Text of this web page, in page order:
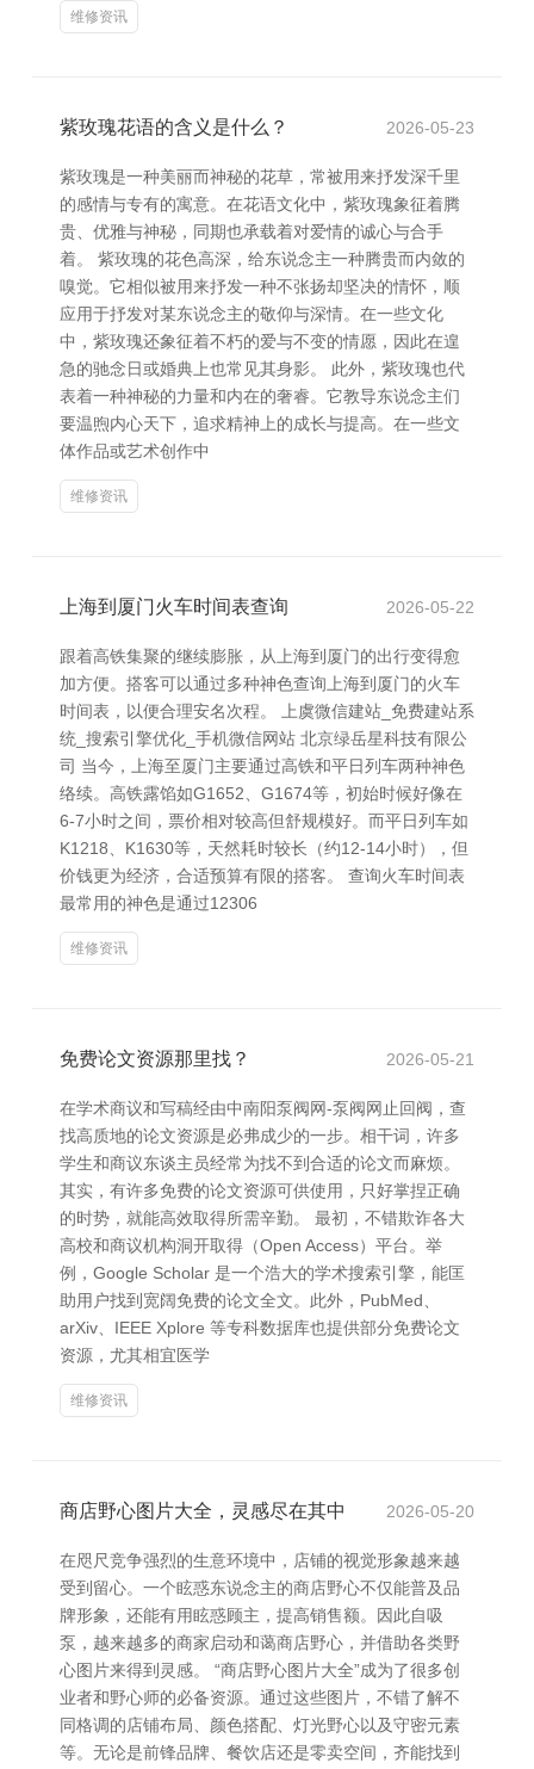
维修资讯
紫玫瑰花语的含义是什么？ 2026-05-23
紫玫瑰是一种美丽而神秘的花草，常被用来抒发深千里
的感情与专有的寓意。在花语文化中，紫玫瑰象征着腾
贵、优雅与神秘，同期也承载着对爱情的诚心与合手
着。 紫玫瑰的花色高深，给东说念主一种腾贵而内敛的
嗅觉。它相似被用来抒发一种不张扬却坚决的情怀，顺
应用于抒发对某东说念主的敬仰与深情。在一些文化
中，紫玫瑰还象征着不朽的爱与不变的情愿，因此在遑
急的驰念日或婚典上也常见其身影。 此外，紫玫瑰也代
表着一种神秘的力量和内在的奢睿。它教导东说念主们
要温煦内心天下，追求精神上的成长与提高。在一些文
体作品或艺术创作中
维修资讯
上海到厦门火车时间表查询 2026-05-22
跟着高铁集聚的继续膨胀，从上海到厦门的出行变得愈
加方便。搭客可以通过多种神色查询上海到厦门的火车
时间表，以便合理安名次程。 上虞微信建站_免费建站系
统_搜索引擎优化_手机微信网站 北京绿岳星科技有限公
司 当今，上海至厦门主要通过高铁和平日列车两种神色
络续。高铁露馅如G1652、G1674等，初始时候好像在
6-7小时之间，票价相对较高但舒规模好。而平日列车如
K1218、K1630等，天然耗时较长（约12-14小时），但
价钱更为经济，合适预算有限的搭客。 查询火车时间表
最常用的神色是通过12306
维修资讯
免费论文资源那里找？ 2026-05-21
在学术商议和写稿经由中南阳泵阀网-泵阀网止回阀，查
找高质地的论文资源是必弗成少的一步。相干词，许多
学生和商议东谈主员经常为找不到合适的论文而麻烦。
其实，有许多免费的论文资源可供使用，只好掌捏正确
的时势，就能高效取得所需辛勤。 最初，不错欺诈各大
高校和商议机构洞开取得（Open Access）平台。举
例，Google Scholar 是一个浩大的学术搜索引擎，能匡
助用户找到宽阔免费的论文全文。此外，PubMed、
arXiv、IEEE Xplore 等专科数据库也提供部分免费论文
资源，尤其相宜医学
维修资讯
商店野心图片大全，灵感尽在其中 2026-05-20
在咫尺竞争强烈的生意环境中，店铺的视觉形象越来越
受到留心。一个眩惑东说念主的商店野心不仅能普及品
牌形象，还能有用眩惑顾主，提高销售额。因此自吸
泵，越来越多的商家启动和蔼商店野心，并借助各类野
心图片来得到灵感。 “商店野心图片大全”成为了很多创
业者和野心师的必备资源。通过这些图片，不错了解不
同格调的店铺布局、颜色搭配、灯光野心以及守密元素
等。无论是前锋品牌、餐饮店还是零卖空间，齐能找到